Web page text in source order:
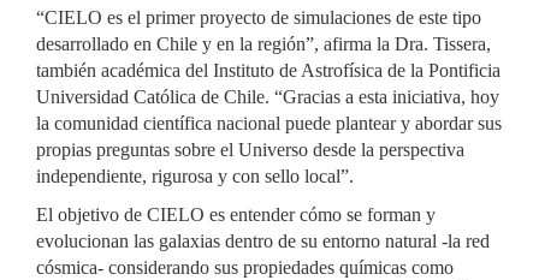
“CIELO es el primer proyecto de simulaciones de este tipo
desarrollado en Chile y en la región”, afirma la Dra. Tissera,
también académica del Instituto de Astrofísica de la Pontificia
Universidad Católica de Chile. “Gracias a esta iniciativa, hoy
la comunidad científica nacional puede plantear y abordar sus
propias preguntas sobre el Universo desde la perspectiva
independiente, rigurosa y con sello local”.
El objetivo de CIELO es entender cómo se forman y
evolucionan las galaxias dentro de su entorno natural -la red
cósmica- considerando sus propiedades químicas como